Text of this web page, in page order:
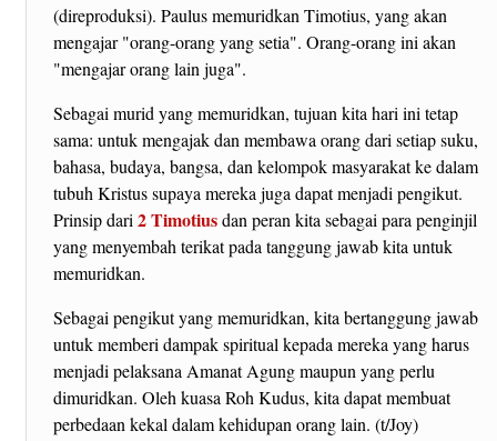
(direproduksi). Paulus memuridkan Timotius, yang akan
mengajar "orang-orang yang setia". Orang-orang ini akan
"mengajar orang lain juga".
Sebagai murid yang memuridkan, tujuan kita hari ini tetap
sama: untuk mengajak dan membawa orang dari setiap suku,
bahasa, budaya, bangsa, dan kelompok masyarakat ke dalam
tubuh Kristus supaya mereka juga dapat menjadi pengikut.
Prinsip dari2 Timotiusdan peran kita sebagai para penginjil
yang menyembah terikat pada tanggung jawab kita untuk
memuridkan.
Sebagai pengikut yang memuridkan, kita bertanggung jawab
untuk memberi dampak spiritual kepada mereka yang harus
menjadi pelaksana Amanat Agung maupun yang perlu
dimuridkan. Oleh kuasa Roh Kudus, kita dapat membuat
perbedaan kekal dalam kehidupan orang lain. (t/Joy)